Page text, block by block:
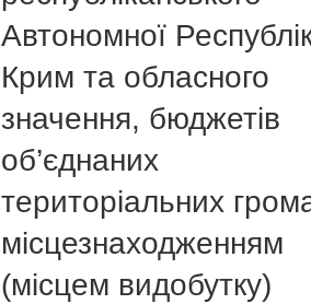
Автономної
Крим та обласного
значення, бюджетів
об’єднаних
територіальних
місцезнаходженням
(місцем видобутку)